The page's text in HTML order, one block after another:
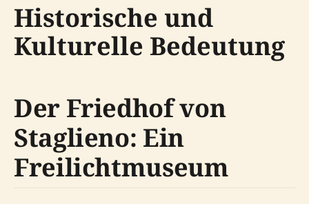
Historische und
Kulturelle Bedeutung
Der Friedhof von
Staglieno: Ein
Freilichtmuseum